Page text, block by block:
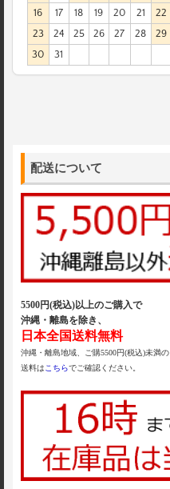
16
17 18 19 20 21
22
23
24 25 26 27 28
29
30
31
配送について
5500円(税込)以上のご購入で
沖縄・離島を除き、
日本全国送料無料
沖縄・離島地域、ご購5500円(税込)未満の
送料はこちらでご確認ください。